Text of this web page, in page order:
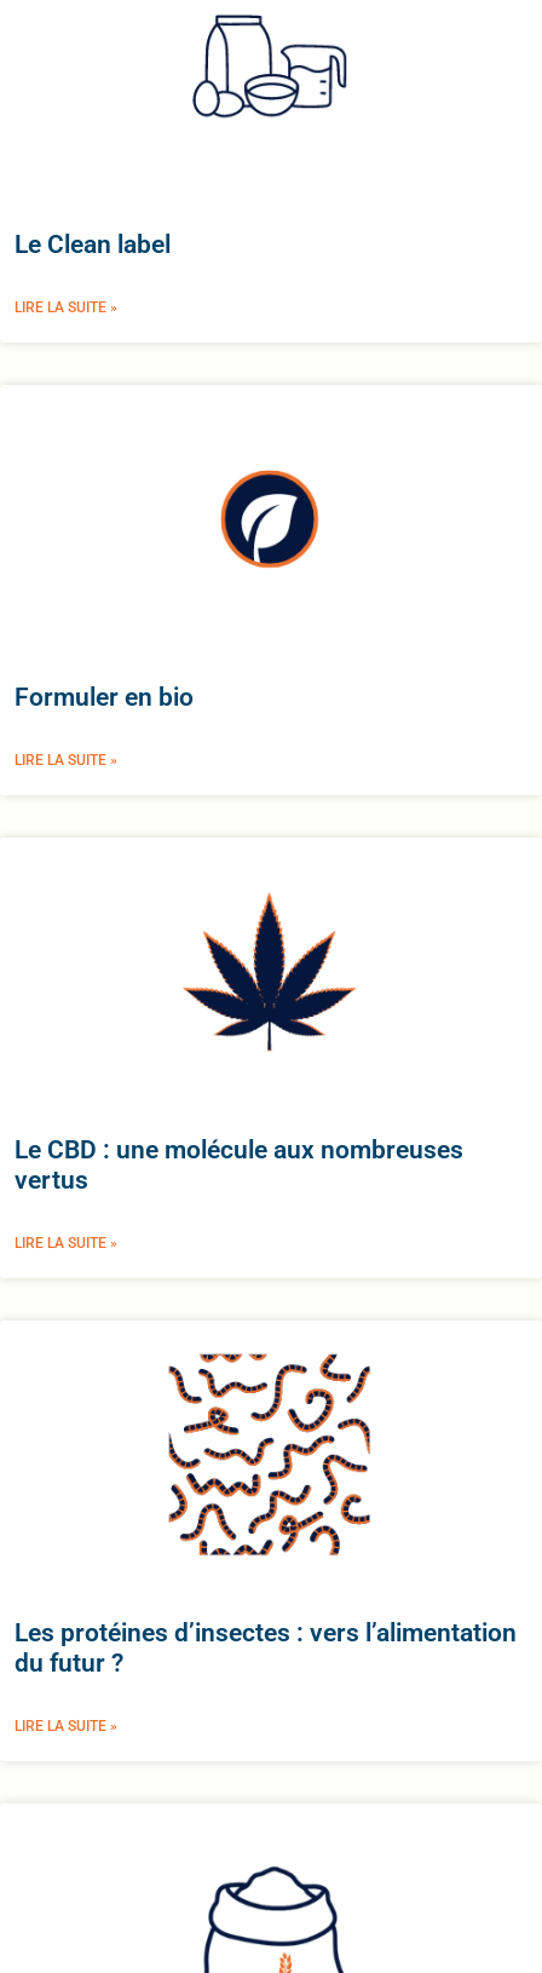
Le Clean label
LIRE LA SUITE »
Formuler en bio
LIRE LA SUITE »
Le CBD : une molécule aux nombreuses
vertus
LIRE LA SUITE »
Les protéines d’insectes : vers l’alimentation
du futur ?
LIRE LA SUITE »